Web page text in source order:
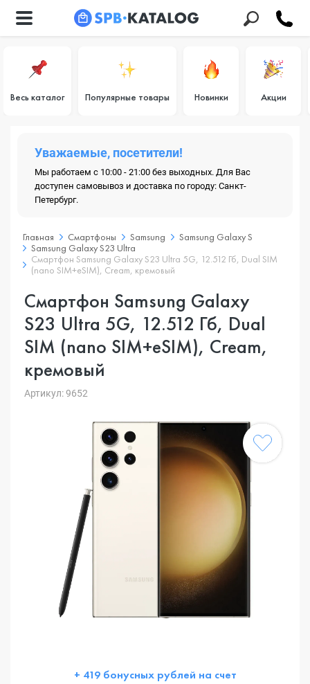
Весь каталог Популярные товары Новинки Акции
Уважаемые, посетители!
Мы работаем с 10:00 - 21:00 без выходных. Для Вас
доступен самовывоз и доставка по городу: Санкт-
Петербург.
Главная Смартфоны Samsung
Samsung Galaxy S
Samsung Galaxy S23 Ultra
Смартфон Samsung Galaxy S23 Ultra 5G, 12.512 Гб, Dual SIM
(nano SIM+eSIM), Cream, кремовый
Смартфон Samsung Galaxy
S23 Ultra 5G, 12.512 Гб, Dual
SIM (nano SIM+eSIM), Cream,
кремовый
Артикул: 9652
+ 419 бонусных рублей на счет